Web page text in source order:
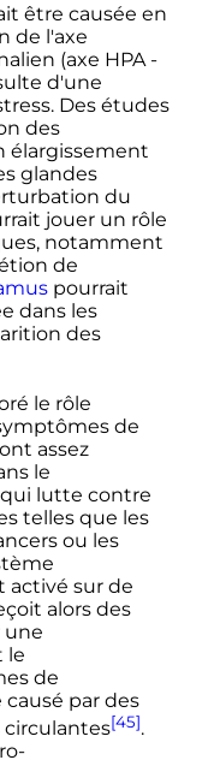
être causée en
de l'axe
(axe HPA -
d'une
Des études
des
élargissement
glandes
du
jouer un rôle
notamment
de
pourrait
dans les
des
le rôle
de
assez
le
lutte contre
telles que les
ou les
activé sur de
alors des
une
le
de
par des
circulantes[45].